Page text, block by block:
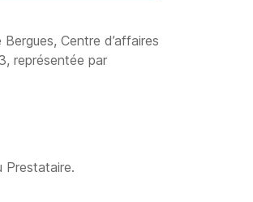
Centre d’affaires
représentée par
Prestataire.